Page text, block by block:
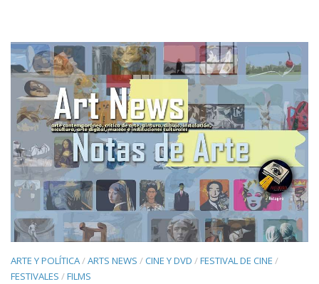
ARTE Y POLÍTICA/ARTS NEWS /CINE Y DVD /FESTIVAL DE CINE /
FESTIVALES /FILMS